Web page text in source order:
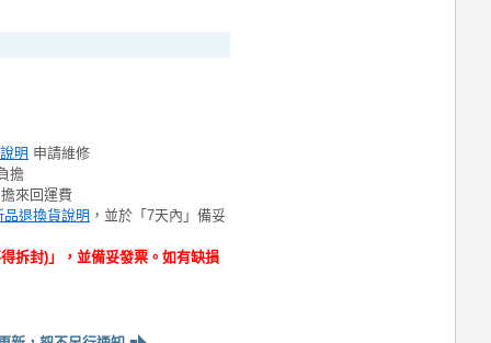
明 申請維修
擔
來回運費
品退換貨說明 ，並於「7天內」備妥
拆封)」，並備妥發票。如有缺損